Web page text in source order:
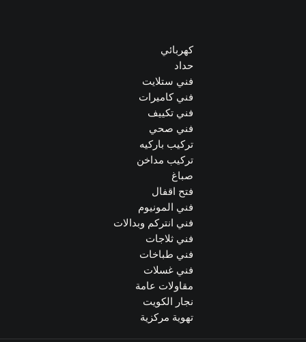
كهربائي
حداد
فني ستلايت
فني كاميرات
فني تكييف
فني صحي
تركيب باركيه
تركيب مداخن
صباغ
فتح اقفال
فني المونيوم
فني انتركم وبدالات
فني ثلاجات
فني طباخات
فني غسلات
مقاولات عامة
نجار الكويت
تهوية مركزية